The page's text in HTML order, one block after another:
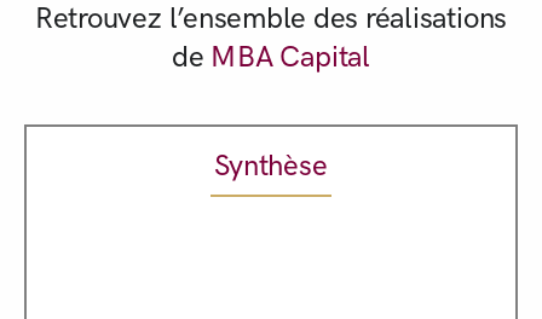
Retrouvez l’ensemble des réalisations
de MBA Capital
Synthèse